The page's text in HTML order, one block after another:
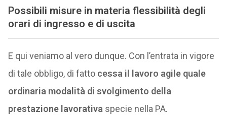
Possibili misure in materia flessibilità degli
orari di ingresso e di uscita
E qui veniamo al vero dunque. Con l’entrata in vigore
di tale obbligo, di fatto cessa il lavoro agile quale
ordinaria modalità di svolgimento della
prestazione lavorativa specie nella PA.